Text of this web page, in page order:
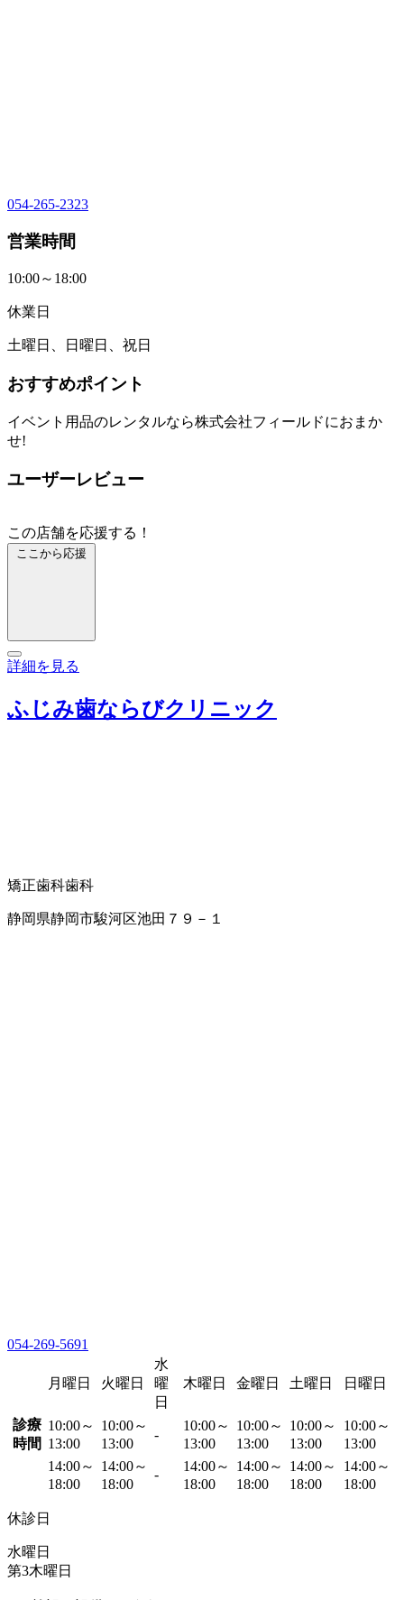
054-265-2323
営業時間
10:00～18:00
休業日
土曜日、日曜日、祝日
おすすめポイント
イベント用品のレンタルなら株式会社フィールドにおまか
せ!
ユーザーレビュー
この店舗を応援する！
ここから応援
詳細を見る
ふじみ歯ならびクリニック
矯正歯科歯科
静岡県静岡市駿河区池田７９－１
054-269-5691
月曜日 火曜日
水
曜
日
木曜日 金曜日 土曜日 日曜日
診療
時間
10:00～
13:00
10:00～
13:00
-
10:00～
13:00
10:00～
13:00
10:00～
13:00
10:00～
13:00
14:00～
18:00
14:00～
18:00
-
14:00～
18:00
14:00～
18:00
14:00～
18:00
14:00～
18:00
休診日
水曜日
第3木曜日